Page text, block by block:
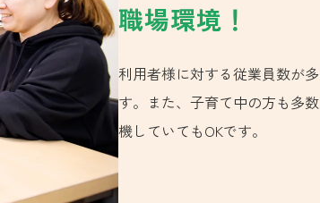
職場環境！
利用者様に対する従業員数が
す。また、子育て中の方も多
機していてもOKです。